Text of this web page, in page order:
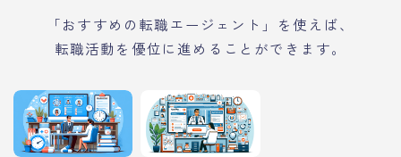
「おすすめの転職エージェント」を使えば、
転職活動を優位に進めることができます。